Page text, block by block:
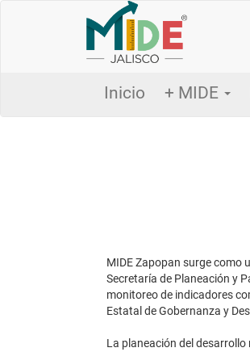
Inicio + MIDE
MIDE Zapopan surge como
Secretaría de Planeación y
monitoreo de indicadores
Estatal de Gobernanza y
La planeación del